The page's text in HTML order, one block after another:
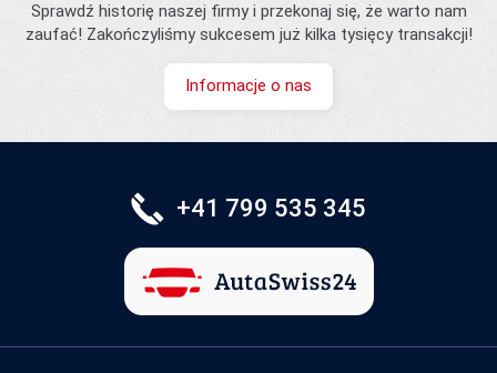
Sprawdź historię naszej firmy i przekonaj się, że warto nam
zaufać! Zakończyliśmy sukcesem już kilka tysięcy transakcji!
Informacje o nas
+41 799 535 345